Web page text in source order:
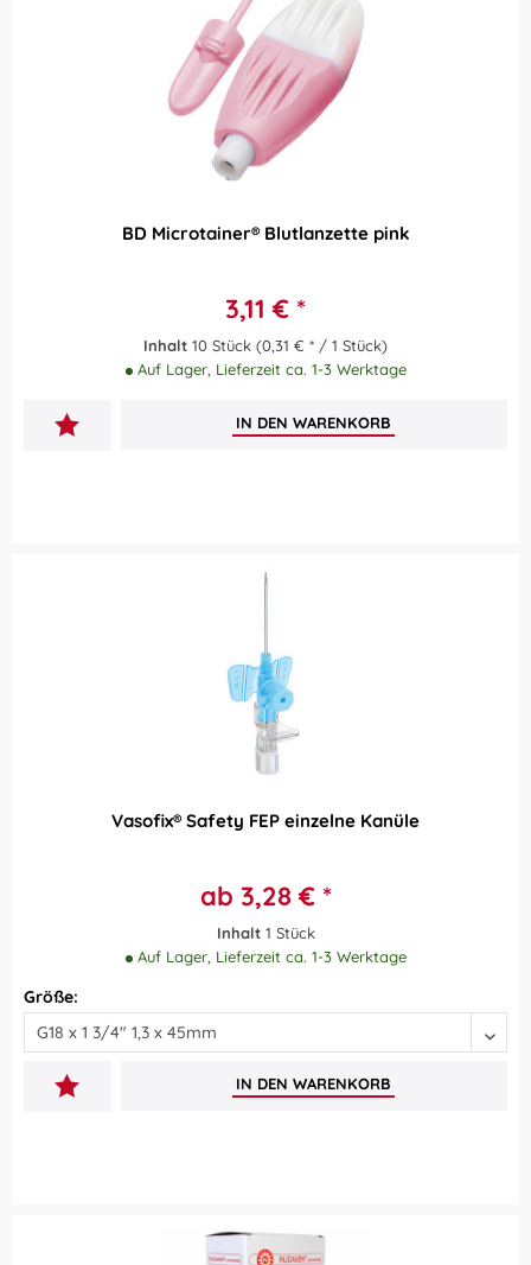
BD Microtainer® Blutlanzette pink
3,11 € *
Inhalt10 Stück(0,31 € * / 1 Stück)
Auf Lager, Lieferzeit ca. 1-3 Werktage
IN DEN WARENKORB
Vasofix® Safety FEP einzelne Kanüle
ab 3,28 € *
Inhalt 1 Stück
Auf Lager, Lieferzeit ca. 1-3 Werktage
Größe:
IN DEN WARENKORB